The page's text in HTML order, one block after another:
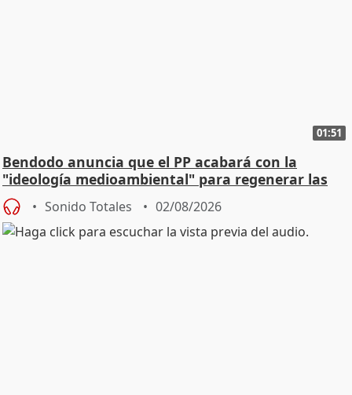
01:51
Bendodo anuncia que el PP acabará con la
"ideología medioambiental" para regenerar las
playas
Sonido Totales 02/08/2026